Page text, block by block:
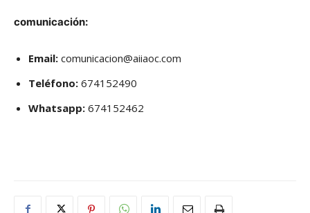
comunicación:
Email: comunicacion@aiiaoc.com
Teléfono: 674152490
Whatsapp: 674152462